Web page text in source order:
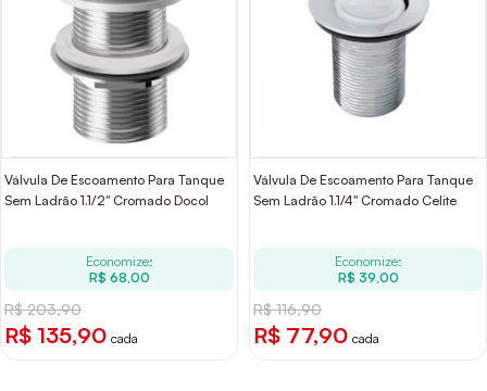
Válvula De Escoamento Para Tanque
Sem Ladrão 1.1/2" Cromado Docol
Economize:
R$ 68,00
R$ 203,90
R$ 135,90 cada
Válvula De Escoamento Para Tanque
Sem Ladrão 1.1/4" Cromado Celite
Economize:
R$ 39,00
R$ 116,90
R$ 77,90 cada